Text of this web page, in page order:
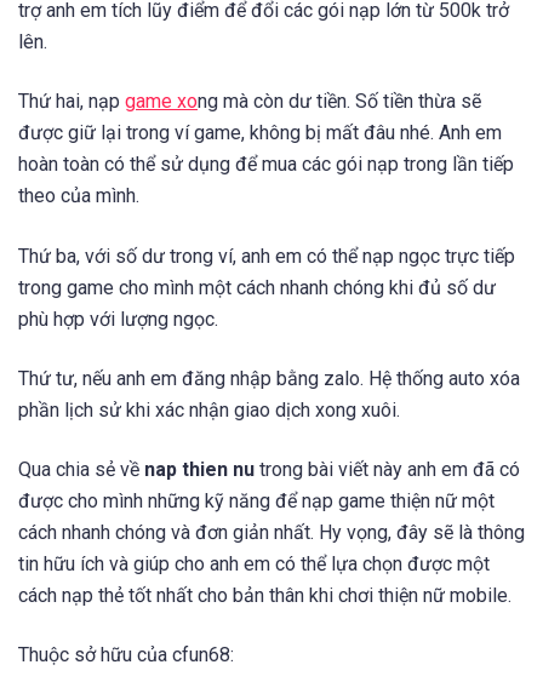
trợ anh em tích lũy điểm để đổi các gói nạp lớn từ 500k trở
lên.
Thứ hai, nạp game xong mà còn dư tiền. Số tiền thừa sẽ
được giữ lại trong ví game, không bị mất đâu nhé. Anh em
hoàn toàn có thể sử dụng để mua các gói nạp trong lần tiếp
theo của mình.
Thứ ba, với số dư trong ví, anh em có thể nạp ngọc trực tiếp
trong game cho mình một cách nhanh chóng khi đủ số dư
phù hợp với lượng ngọc.
Thứ tư, nếu anh em đăng nhập bằng zalo. Hệ thống auto xóa
phần lịch sử khi xác nhận giao dịch xong xuôi.
Qua chia sẻ về nap thien nu trong bài viết này anh em đã có
được cho mình những kỹ năng để nạp game thiện nữ một
cách nhanh chóng và đơn giản nhất. Hy vọng, đây sẽ là thông
tin hữu ích và giúp cho anh em có thể lựa chọn được một
cách nạp thẻ tốt nhất cho bản thân khi chơi thiện nữ mobile.
Thuộc sở hữu của cfun68: